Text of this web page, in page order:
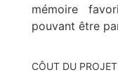
mémoire
pouvant être
CÔUT DU